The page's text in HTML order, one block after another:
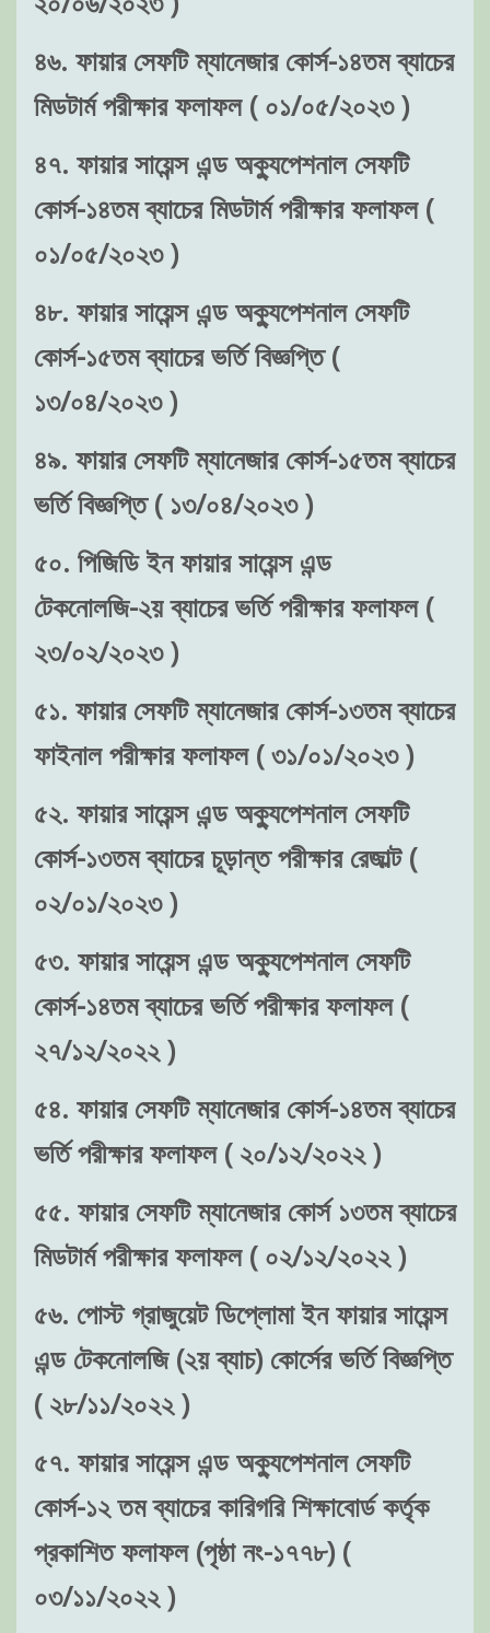
৪৬. ফায়ার সেফটি ম্যানেজার কোর্স-১৪তম ব্যাচের
মিডটার্ম পরীক্ষার ফলাফল ( ০১/০৫/২০২৩ )
৪৭. ফায়ার সায়েন্স এন্ড অক্যুপেশনাল সেফটি
কোর্স-১৪তম ব্যাচের মিডটার্ম পরীক্ষার ফলাফল (
০১/০৫/২০২৩ )
৪৮. ফায়ার সায়েন্স এন্ড অক্যুপেশনাল সেফটি
কোর্স-১৫তম ব্যাচের ভর্তি বিজ্ঞপ্তি (
১৩/০৪/২০২৩ )
৪৯. ফায়ার সেফটি ম্যানেজার কোর্স-১৫তম ব্যাচের
ভর্তি বিজ্ঞপ্তি ( ১৩/০৪/২০২৩ )
৫০. পিজিডি ইন ফায়ার সায়েন্স এন্ড
টেকনোলজি-২য় ব্যাচের ভর্তি পরীক্ষার ফলাফল (
২৩/০২/২০২৩ )
৫১. ফায়ার সেফটি ম্যানেজার কোর্স-১৩তম ব্যাচের
ফাইনাল পরীক্ষার ফলাফল ( ৩১/০১/২০২৩ )
৫২. ফায়ার সায়েন্স এন্ড অক্যুপেশনাল সেফটি
কোর্স-১৩তম ব্যাচের চূড়ান্ত পরীক্ষার রেজাল্ট (
০২/০১/২০২৩ )
৫৩. ফায়ার সায়েন্স এন্ড অক্যুপেশনাল সেফটি
কোর্স-১৪তম ব্যাচের ভর্তি পরীক্ষার ফলাফল (
২৭/১২/২০২২ )
৫৪. ফায়ার সেফটি ম্যানেজার কোর্স-১৪তম ব্যাচের
ভর্তি পরীক্ষার ফলাফল ( ২০/১২/২০২২ )
৫৫. ফায়ার সেফটি ম্যানেজার কোর্স ১৩তম ব্যাচের
মিডটার্ম পরীক্ষার ফলাফল ( ০২/১২/২০২২ )
৫৬. পোস্ট গ্রাজুয়েট ডিপ্লোমা ইন ফায়ার সায়েন্স
এন্ড টেকনোলজি (২য় ব্যাচ) কোর্সের ভর্তি বিজ্ঞপ্তি
( ২৮/১১/২০২২ )
৫৭. ফায়ার সায়েন্স এন্ড অক্যুপেশনাল সেফটি
কোর্স-১২ তম ব্যাচের কারিগরি শিক্ষাবোর্ড কর্তৃক
প্রকাশিত ফলাফল (পৃষ্ঠা নং-১৭৭৮) (
০৩/১১/২০২২ )